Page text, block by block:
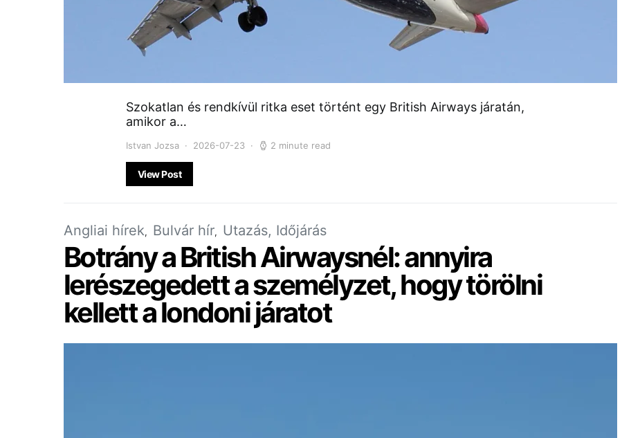
Szokatlan és rendkívül ritka eset történt egy British Airways járatán,
amikor a…
Istvan Jozsa 2026-07-23 2 minute read
View Post
Angliai hírek Bulvár hír Utazás, Időjárás
Botrány a British Airwaysnél: annyira
lerészegedett a személyzet, hogy törölni
kellett a londoni járatot